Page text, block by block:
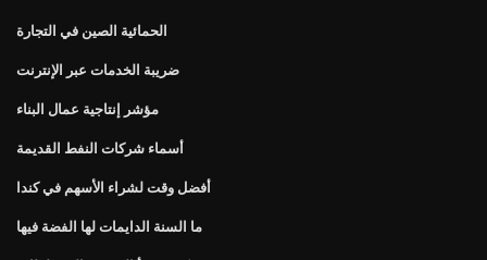
الحمائية الصين في التجارة
ضريبة الخدمات عبر الإنترنت
مؤشر إنتاجية عمال البناء
أسماء شركات النفط القديمة
أفضل وقت لشراء الأسهم في كندا
ما السنة الدايمات لها الفضة فيها